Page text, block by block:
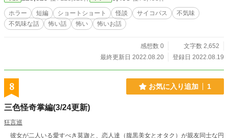
ホラー 短編 ショートショート 怪談 サイコパス
不気味
不気味な話
怖い話 怖い 怖いお話
感想数 0
文字数 2,652
最終更新日 2022.08.20
登録日 2022.08.19
8 お気に入り追加 1
三色怪奇掌編(3/24更新)
狂言巡
彼女が二人いる愛すべき莫迦と、恋人達（腹黒美女とオタク）が親友同士な円